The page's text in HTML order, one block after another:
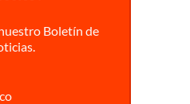
Boletín de